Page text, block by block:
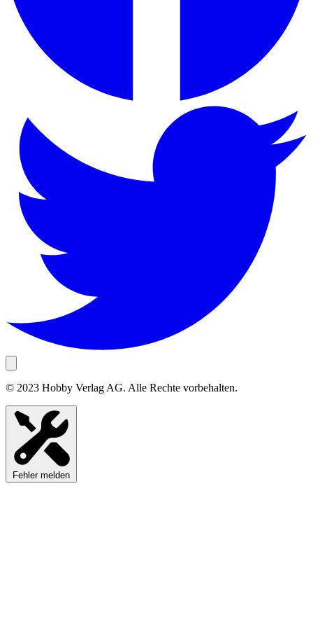
© 2023 Hobby Verlag AG. Alle Rechte vorbehalten.
Fehler melden